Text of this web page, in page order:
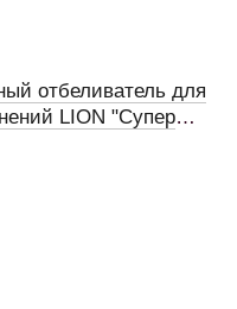
отбеливатель для
LION "Супер